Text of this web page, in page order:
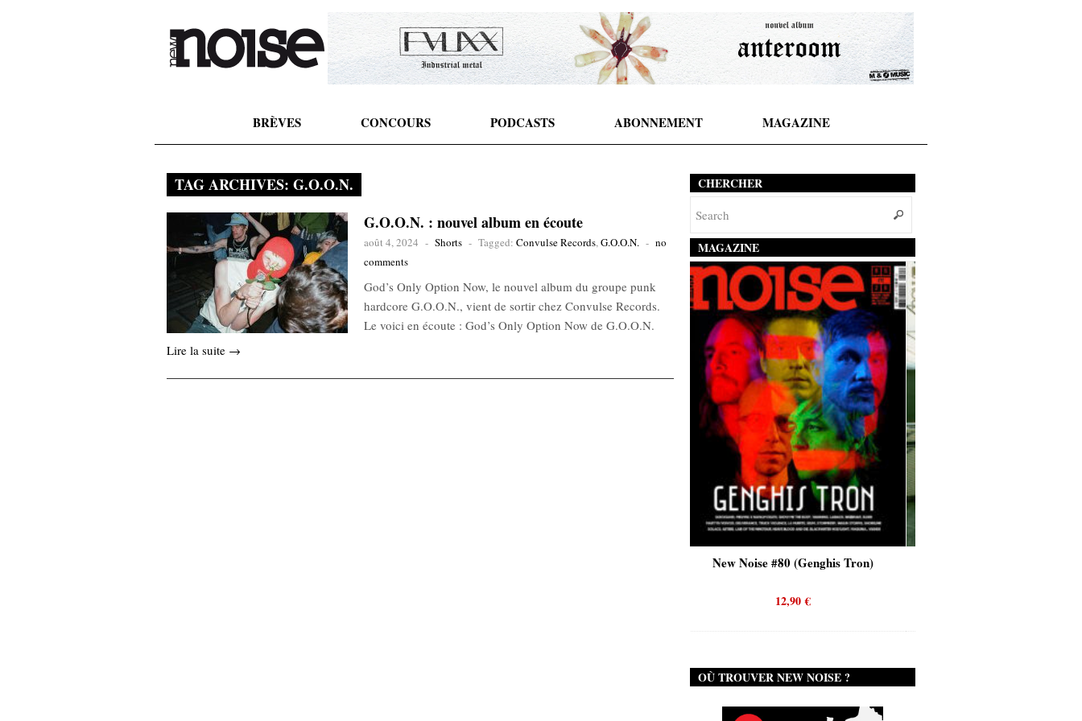
BRÈVES CONCOURS PODCASTS ABONNEMENT MAGAZINE
TAG ARCHIVES: G.O.O.N.
G.O.O.N. : nouvel album en écoute
août 4, 2024 - Shorts - Tagged: Convulse Records,G.O.O.N. - no
comments
God’s Only Option Now, le nouvel album du groupe punk
hardcore G.O.O.N., vient de sortir chez Convulse Records.
Le voici en écoute : God’s Only Option Now de G.O.O.N.
Lire la suite →
CHERCHER
MAGAZINE
New Noise #80 (Genghis Tron) New Noise #80 (Quicksand)
OÙ TROUVER NEW NOISE ?